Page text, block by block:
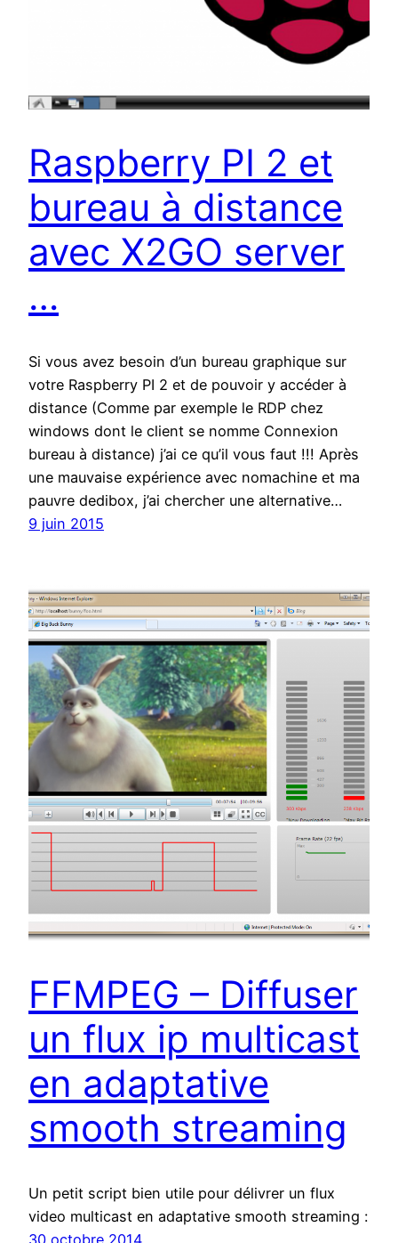
Raspberry PI 2 et
bureau à distance
avec X2GO server
…
Si vous avez besoin d’un bureau graphique sur
votre Raspberry PI 2 et de pouvoir y accéder à
distance (Comme par exemple le RDP chez
windows dont le client se nomme Connexion
bureau à distance) j’ai ce qu’il vous faut !!! Après
une mauvaise expérience avec nomachine et ma
pauvre dedibox, j’ai chercher une alternative…
9 juin 2015
FFMPEG – Diffuser
un flux ip multicast
en adaptative
smooth streaming
Un petit script bien utile pour délivrer un flux
video multicast en adaptative smooth streaming :